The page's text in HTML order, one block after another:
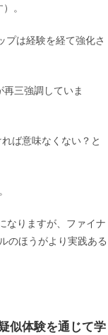
。
は経験を経て強化さ
三強調していま
ば意味なくない？と
なりますが、ファイナ
のほうがより実践ある
似体験を通じて学